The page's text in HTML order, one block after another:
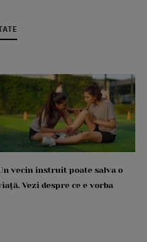
vecin instruit poate salva o
Vezi despre ce e vorba